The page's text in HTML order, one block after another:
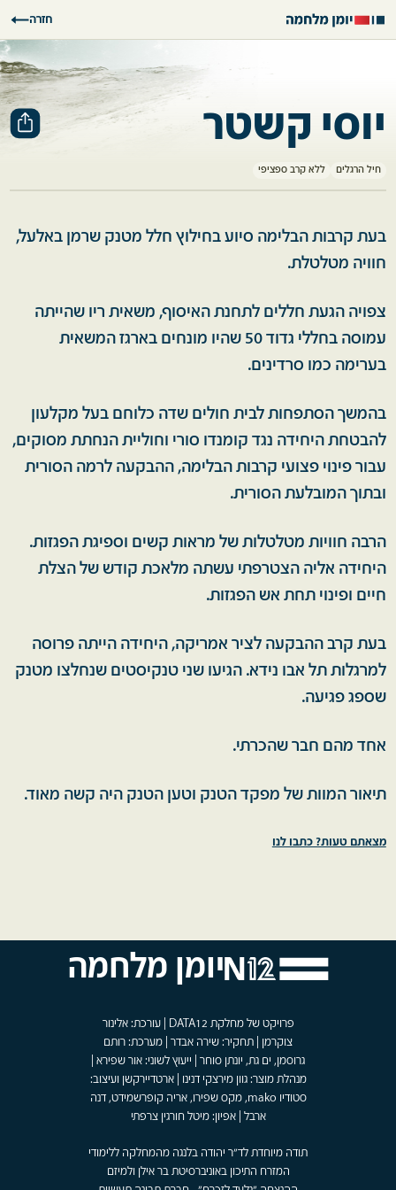
חזרה
יוסי קשטר
חיל הרגלים ללא קרב ספציפי
בעת קרבות הבלימה סיוע בחילוץ חלל מטנק שרמן באלעל,
חוויה מטלטלת.
צפויה הגעת חללים לתחנת האיסוף, משאית ריו שהייתה
עמוסה בחללי גדוד 50 שהיו מונחים בארגז המשאית
בערימה כמו סרדינים.
בהמשך הסתפחות לבית חולים שדה כלוחם בעל מקלעון
להבטחת היחידה נגד קומנדו סורי וחוליית הנחתת מסוקים,
עבור פינוי פצועי קרבות הבלימה, ההבקעה לרמה הסורית
ובתוך המובלעת הסורית.
הרבה חוויות מטלטלות של מראות קשים וספיגת הפגזות.
היחידה אליה הצטרפתי עשתה מלאכת קודש של הצלת
חיים ופינוי תחת אש הפגזות.
בעת קרב ההבקעה לציר אמריקה, היחידה הייתה פרוסה
למרגלות תל אבו נידא. הגיעו שני טנקיסטים שנחלצו מטנק
שספג פגיעה.
אחד מהם חבר שהכרתי.
תיאור המוות של מפקד הטנק וטען הטנק היה קשה מאוד.
מצאתם טעות? כתבו לנו
יומן מלחמה
פרויקט של מחלקת DATA12 | עורכת: אלינור
צוקרמן | תחקיר: שירה אבדר | מערכת: רותם
גרוסמן, ים גת, יונתן סוחר | ייעוץ לשוני: אור שפירא |
מנהלת מוצר: גוון מירצקי דנינו | ארטדיירקשן ועיצוב:
סטודיו mako, מקס שפירו, אריה קופרשמידט, דנה
ארבל | אפיון: מיטל חורגין צרפתי
תודה מיוחדת לד"ר יהודה בלנגה מהמחלקה ללימודי
המזרח התיכון באוניברסיטת בר אילן ולמיזם